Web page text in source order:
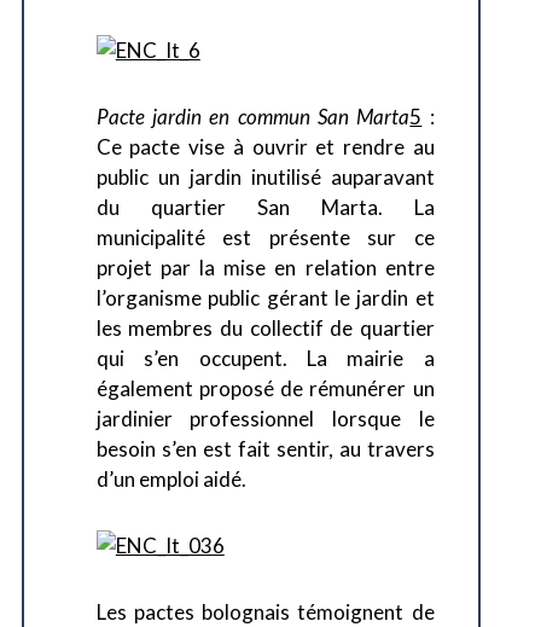
Pacte jardin en commun San Marta5 :
Ce pacte vise à ouvrir et rendre au
public un jardin inutilisé auparavant
du quartier San Marta. La
municipalité est présente sur ce
projet par la mise en relation entre
l’organisme public gérant le jardin et
les membres du collectif de quartier
qui s’en occupent. La mairie a
également proposé de rémunérer un
jardinier professionnel lorsque le
besoin s’en est fait sentir, au travers
d’un emploi aidé.
Les pactes bolognais témoignent de